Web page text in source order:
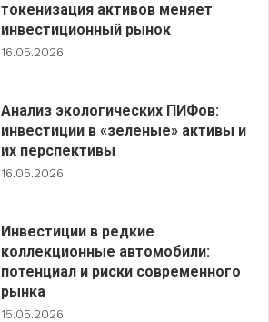
токенизация активов меняет
инвестиционный рынок
16.05.2026
Анализ экологических ПИФов:
инвестиции в «зеленые» активы и
их перспективы
16.05.2026
Инвестиции в редкие
коллекционные автомобили:
потенциал и риски современного
рынка
15.05.2026